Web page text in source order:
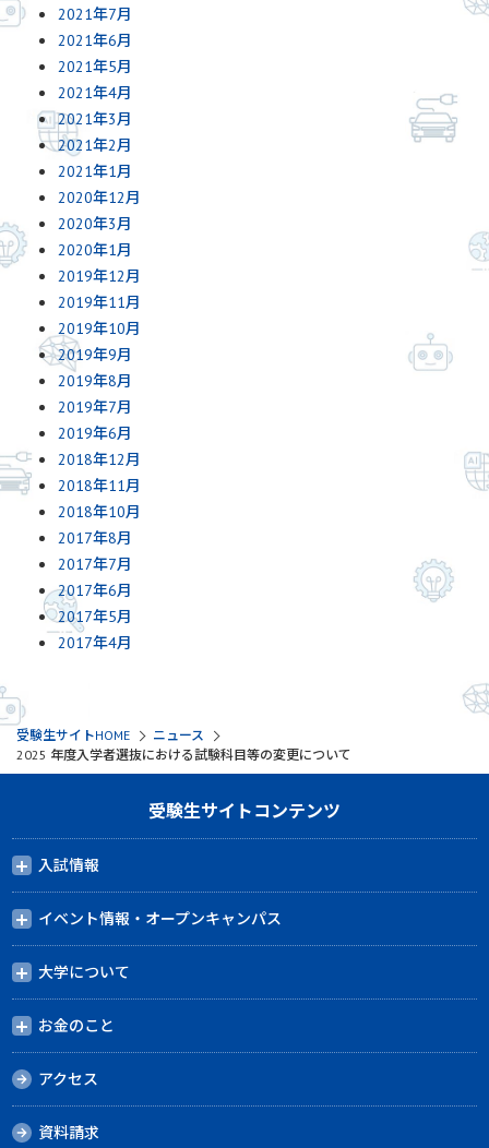
2021年7月
2021年6月
2021年5月
2021年4月
2021年3月
2021年2月
2021年1月
2020年12月
2020年3月
2020年1月
2019年12月
2019年11月
2019年10月
2019年9月
2019年8月
2019年7月
2019年6月
2018年12月
2018年11月
2018年10月
2017年8月
2017年7月
2017年6月
2017年5月
2017年4月
受験生サイトHOME
ニュース
2025 年度入学者選抜における試験科目等の変更について
受験生サイトコンテンツ
入試情報
イベント情報・オープンキャンパス
大学について
お金のこと
アクセス
資料請求